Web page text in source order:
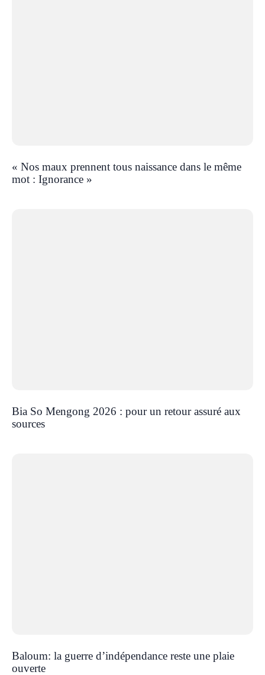
« Nos maux prennent tous naissance dans le même
mot : Ignorance »
Bia So Mengong 2026 : pour un retour assuré aux
sources
Baloum: la guerre d’indépendance reste une plaie
ouverte